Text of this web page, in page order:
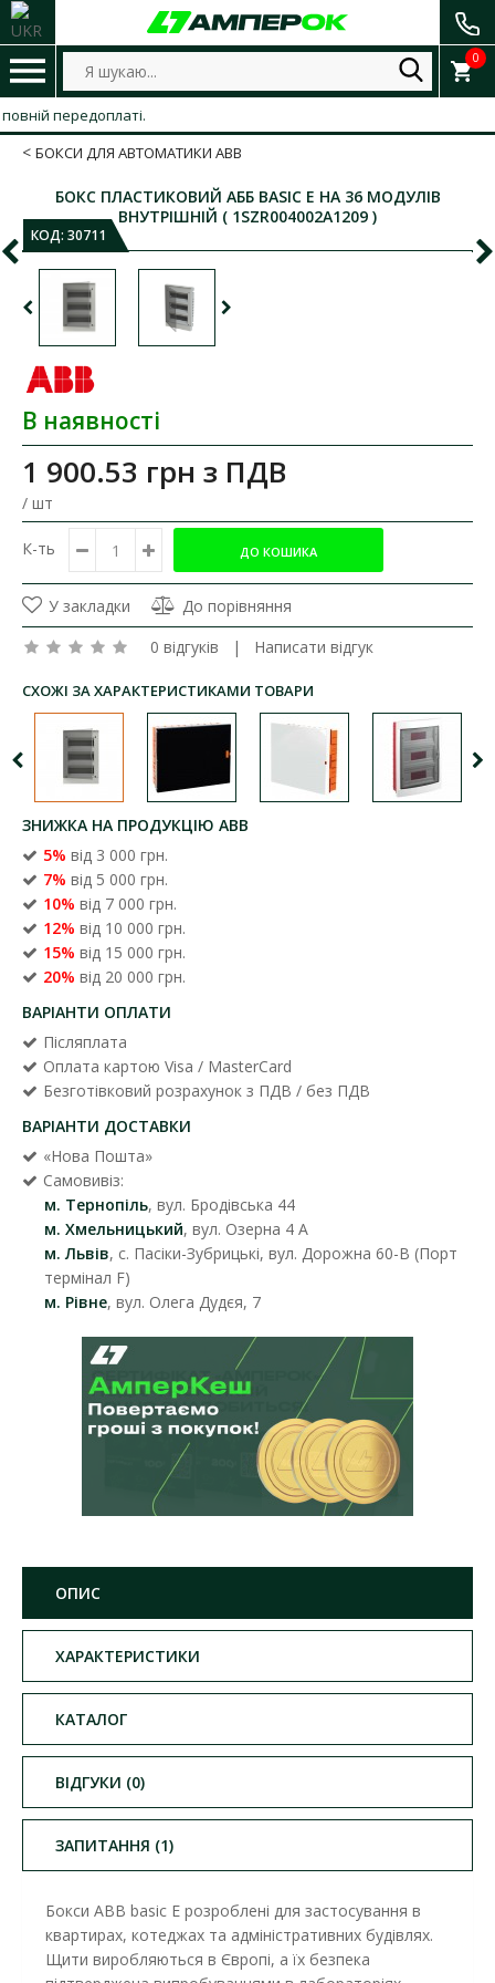
0
передоплаті.
БОКСИ ДЛЯ АВТОМАТИКИ ABB
БОКС ПЛАСТИКОВИЙ АББ BASIC E НА 36 МОДУЛІВ
ВНУТРІШНІЙ ( 1SZR004002A1209 )
КОД: 30711
В наявності
1 900.53 грн з ПДВ
/ шт
К-ть
У закладки
До порівняння
0 відгуків | Написати відгук
СХОЖІ ЗА ХАРАКТЕРИСТИКАМИ ТОВАРИ
ЗНИЖКА НА ПРОДУКЦІЮ ABB
5% від 3 000 грн.
7% від 5 000 грн.
10% від 7 000 грн.
12% від 10 000 грн.
15% від 15 000 грн.
20% від 20 000 грн.
ВАРІАНТИ ОПЛАТИ
Післяплата
Оплата картою Visa / MasterCard
Безготівковий розрахунок з ПДВ / без ПДВ
ВАРІАНТИ ДОСТАВКИ
«Нова Пошта»
Самовивіз:
м. Тернопіль, вул. Бродівська 44
м. Хмельницький, вул. Озерна 4 А
м. Львів, с. Пасіки-Зубрицькі, вул. Дорожна 60-В (Порт
термінал F)
м. Рівне, вул. Олега Дудєя, 7
ОПИС
ХАРАКТЕРИСТИКИ
КАТАЛОГ
ВІДГУКИ (0)
ЗАПИТАННЯ (1)
Бокси ABB basic E розроблені для застосування в
квартирах, котеджах та адміністративних будівлях.
Щити виробляються в Європі, а їх безпека